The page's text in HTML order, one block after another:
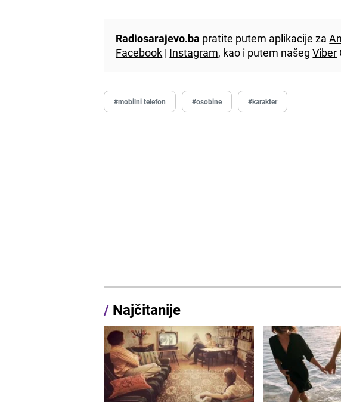
Radiosarajevo.ba pratite putem aplikacije za
Facebook | Instagram, kao i putem našegViber
#mobilni telefon #osobine #karakter
/ Najčitanije